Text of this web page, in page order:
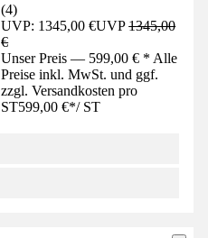
(4)
UVP: 1345,00 €UVP1345,00
€
Unser Preis — 599,00 € * Alle
Preise inkl. MwSt. und ggf.
zzgl. Versandkosten pro
ST599,00 €*/ ST